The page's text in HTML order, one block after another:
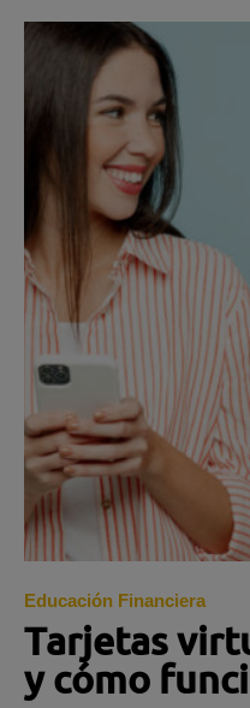
Educación Financiera
Tarjetas
y cómo